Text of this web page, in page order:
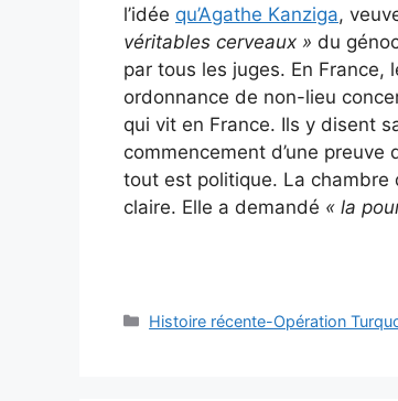
l’idée qu’Agathe Kanziga,
véritables cerveaux » du
par tous les juges. En France,
ordonnance de non-lieu
qui vit en France. Ils y disent
commencement d’une
tout est politique. La chambre
claire. Elle a demandé « la
Catégories
Histoire récente-Opération